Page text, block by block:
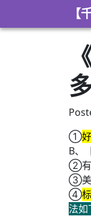
【
①
B、
②有
③美
④
法如